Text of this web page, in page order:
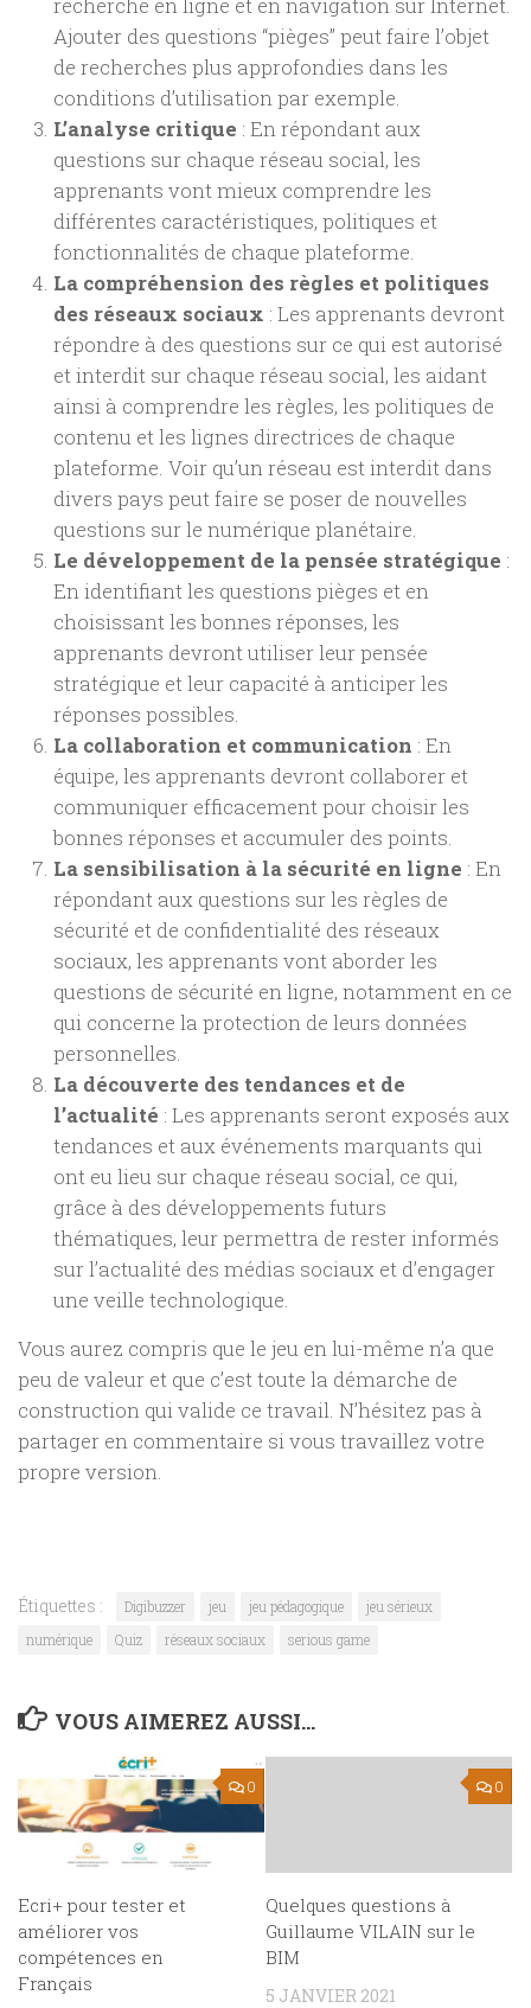
recherche en ligne et en navigation sur Internet.
Ajouter des questions “pièges” peut faire l’objet
de recherches plus approfondies dans les
conditions d’utilisation par exemple.
L’analyse critique : En répondant aux
questions sur chaque réseau social, les
apprenants vont mieux comprendre les
différentes caractéristiques, politiques et
fonctionnalités de chaque plateforme.
La compréhension des règles et politiques
des réseaux sociaux : Les apprenants devront
répondre à des questions sur ce qui est autorisé
et interdit sur chaque réseau social, les aidant
ainsi à comprendre les règles, les politiques de
contenu et les lignes directrices de chaque
plateforme. Voir qu’un réseau est interdit dans
divers pays peut faire se poser de nouvelles
questions sur le numérique planétaire.
Le développement de la pensée stratégique :
En identifiant les questions pièges et en
choisissant les bonnes réponses, les
apprenants devront utiliser leur pensée
stratégique et leur capacité à anticiper les
réponses possibles.
La collaboration et communication : En
équipe, les apprenants devront collaborer et
communiquer efficacement pour choisir les
bonnes réponses et accumuler des points.
La sensibilisation à la sécurité en ligne : En
répondant aux questions sur les règles de
sécurité et de confidentialité des réseaux
sociaux, les apprenants vont aborder les
questions de sécurité en ligne, notamment en ce
qui concerne la protection de leurs données
personnelles.
La découverte des tendances et de
l’actualité : Les apprenants seront exposés aux
tendances et aux événements marquants qui
ont eu lieu sur chaque réseau social, ce qui,
grâce à des développements futurs
thématiques, leur permettra de rester informés
sur l’actualité des médias sociaux et d’engager
une veille technologique.
Vous aurez compris que le jeu en lui-même n’a que
peu de valeur et que c’est toute la démarche de
construction qui valide ce travail. N’hésitez pas à
partager en commentaire si vous travaillez votre
propre version.
Étiquettes : Digibuzzer jeu jeu pédagogique
jeu sérieux
numérique
Quiz réseaux sociaux serious game
VOUS AIMEREZ AUSSI...
0
Ecri+ pour tester et
améliorer vos
compétences en
Français
0
Quelques questions à
Guillaume VILAIN sur le
BIM
5 JANVIER 2021